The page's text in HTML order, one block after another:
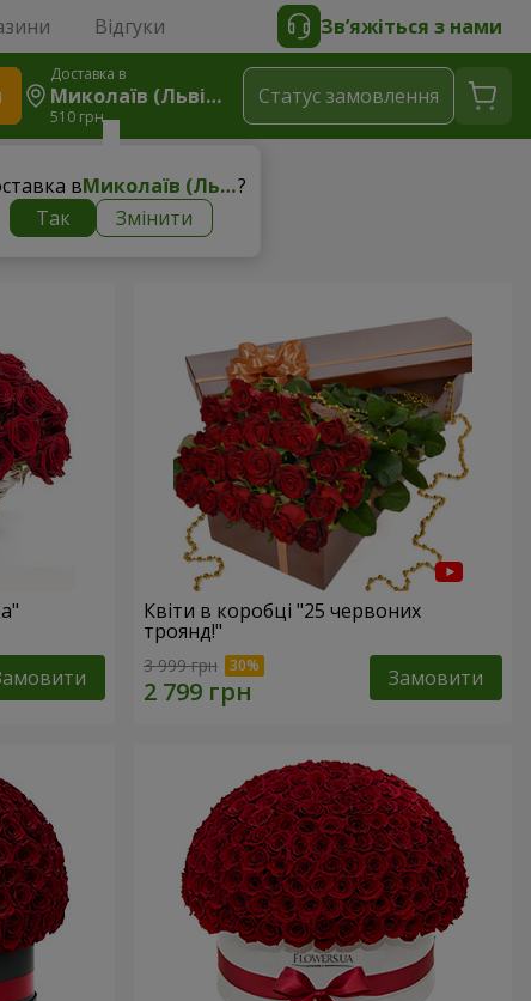
Відгуки Зв’яжіться з нами
Доставка в
Миколаїв (Львівська Область)
510 грн
в Миколаїв (Львівська область)?
Так
Змінити
Статус замовлення
Квіти в коробці "25 червоних
троянд!"
3 999 грн Замовити